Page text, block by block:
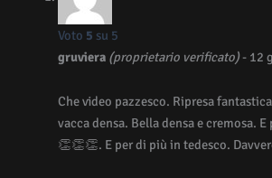
Voto 5 su 5
gruviera (proprietario verificato)- 12
Che video pazzesco. Ripresa
vacca densa. Bella densa e cremosa.
👏👏👏. E per di più in tedesco.